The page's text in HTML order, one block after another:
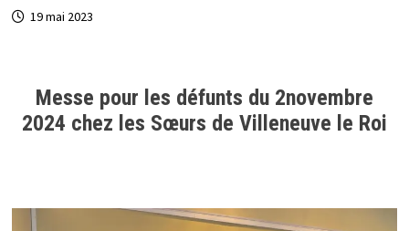
19 mai 2023
Messe pour les défunts du 2novembre
2024 chez les Sœurs de Villeneuve le Roi